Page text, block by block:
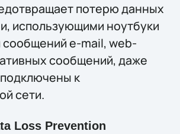
потерю данных
использующими ноутбуки
сообщений e-mail, web-
сообщений, даже
к
сети.
Loss Prevention